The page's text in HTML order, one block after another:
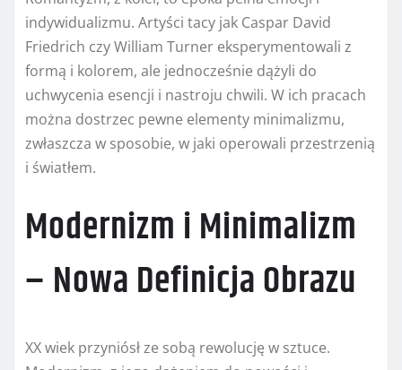
indywidualizmu. Artyści tacy jak Caspar David
Friedrich czy William Turner eksperymentowali z
formą i kolorem, ale jednocześnie dążyli do
uchwycenia esencji i nastroju chwili. W ich pracach
można dostrzec pewne elementy minimalizmu,
zwłaszcza w sposobie, w jaki operowali przestrzenią
i światłem.
Modernizm i Minimalizm
– Nowa Definicja Obrazu
XX wiek przyniósł ze sobą rewolucję w sztuce.